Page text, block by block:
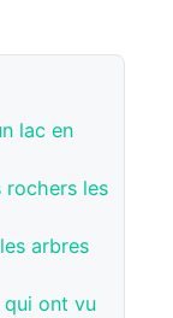
lac en
rochers les
arbres
qui ont vu